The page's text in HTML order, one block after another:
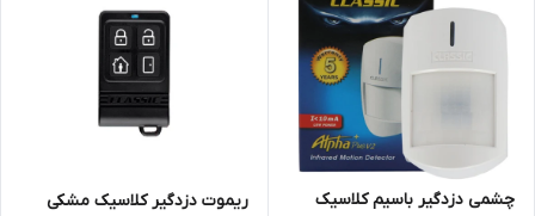
چشمی دزدگیر باسیم کلاسیک
ریموت دزدگیر کلاسیک مشکی